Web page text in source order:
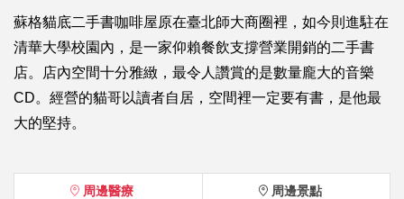
蘇格貓底二手書咖啡屋原在臺北師大商圈裡，如今則進駐在
清華大學校園內，是一家仰賴餐飲支撐營業開銷的二手書
店。店內空間十分雅緻，最令人讚賞的是數量龐大的音樂
CD。經營的貓哥以讀者自居，空間裡一定要有書，是他最
大的堅持。
周邊醫療 周邊景點